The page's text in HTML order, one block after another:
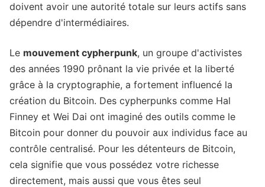
doivent avoir une autorité totale sur leurs actifs sans
dépendre d'intermédiaires.
Le mouvement cypherpunk, un groupe d'activistes
des années 1990 prônant la vie privée et la liberté
grâce à la cryptographie, a fortement influencé la
création du Bitcoin. Des cypherpunks comme Hal
Finney et Wei Dai ont imaginé des outils comme le
Bitcoin pour donner du pouvoir aux individus face au
contrôle centralisé. Pour les détenteurs de Bitcoin,
cela signifie que vous possédez votre richesse
directement, mais aussi que vous êtes seul